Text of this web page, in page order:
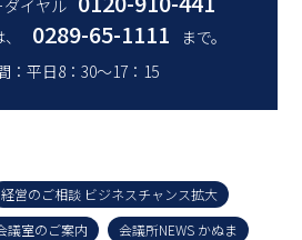
ダイヤル
0289-65-1111
まで。
：平日8：30～17：15
経営のご相談 ビジネスチャンス拡大
議室のご案内
会議所NEWS かぬま